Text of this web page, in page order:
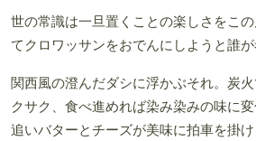
世の常識は一旦置くことの楽しさをこ
てクロワッサンをおでんにしようと誰が
関西風の澄んだダシに浮かぶそれ。炭
クサク、食べ進めれば染み染みの味に変
追いバターとチーズが美味に拍車を掛け